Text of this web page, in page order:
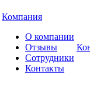
Компания
О компании
Отзывы
Сотрудники
Контакты